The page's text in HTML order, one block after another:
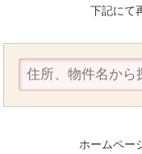
下記にて
ホームペー